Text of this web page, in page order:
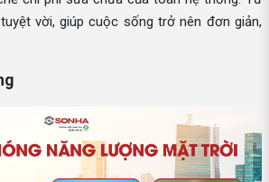
vời, giúp cuộc sống trở nên đơn giản,